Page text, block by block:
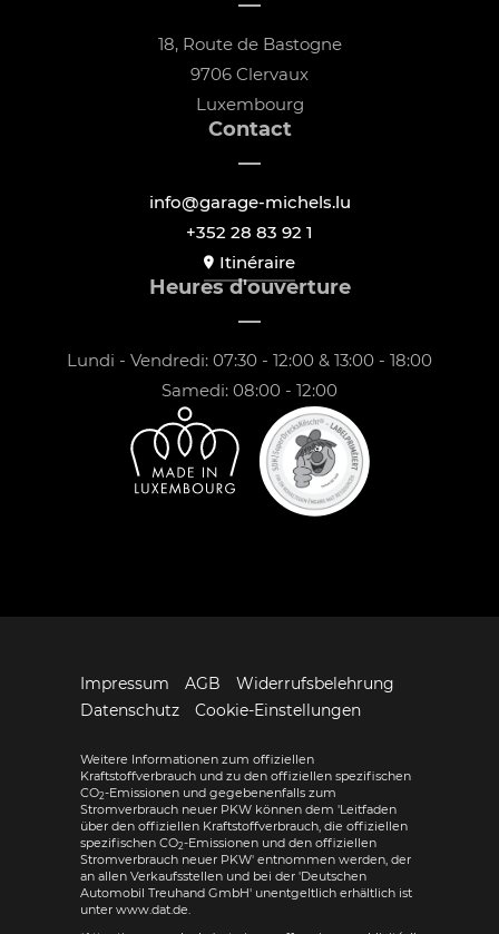
18, Route de Bastogne
9706 Clervaux
Luxembourg
Contact
info@garage-michels.lu
+352 28 83 92 1
Itinéraire
Heures d'ouverture
Lundi - Vendredi: 07:30 - 12:00 & 13:00 - 18:00
Samedi: 08:00 - 12:00
Impressum AGB
Widerrufsbelehrung
Datenschutz
Cookie-Einstellungen
Weitere Informationen zum offiziellen
Kraftstoffverbrauch und zu den offiziellen spezifischen
CO2-Emissionen und gegebenenfalls zum
Stromverbrauch neuer PKW können dem 'Leitfaden
über den offiziellen Kraftstoffverbrauch, die offiziellen
spezifischen CO2-Emissionen und den offiziellen
Stromverbrauch neuer PKW' entnommen werden, der
an allen Verkaufsstellen und bei der 'Deutschen
Automobil Treuhand GmbH' unentgeltlich erhältlich ist
unter www.dat.de.